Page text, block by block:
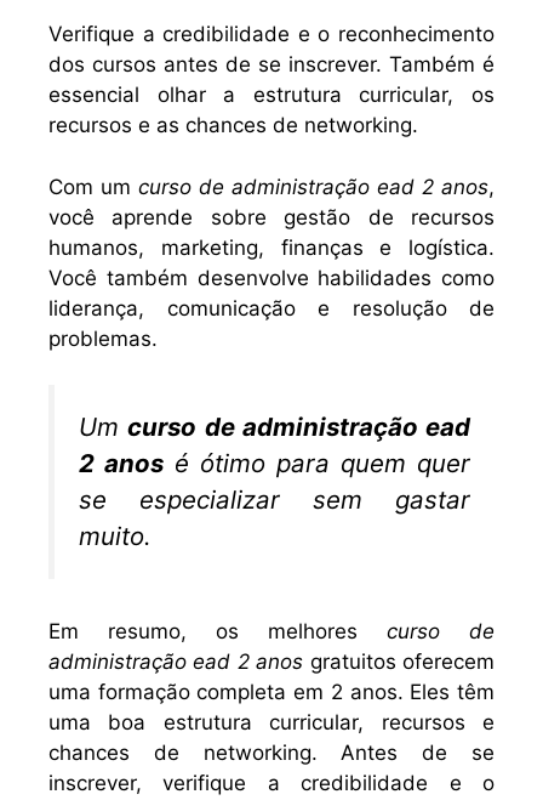
Verifique a credibilidade e o reconhecimento
dos cursos antes de se inscrever. Também é
essencial olhar a estrutura curricular, os
recursos e as chances de networking.
Com um curso de administração ead 2 anos,
você aprende sobre gestão de recursos
humanos, marketing, finanças e logística.
Você também desenvolve habilidades como
liderança, comunicação e resolução de
problemas.
Umcurso de administração ead
2 anos é ótimo para quem quer
se especializar sem gastar
muito.
Em resumo, os melhores curso de
administração ead 2 anos gratuitos oferecem
uma formação completa em 2 anos. Eles têm
uma boa estrutura curricular, recursos e
chances de networking. Antes de se
inscrever, verifique a credibilidade e o